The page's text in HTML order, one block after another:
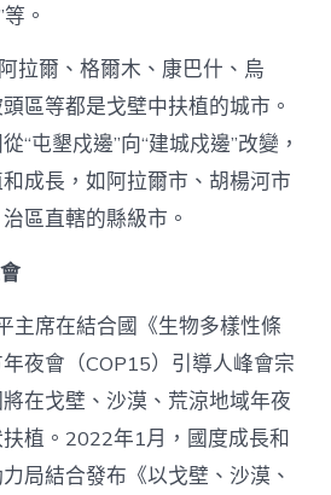
。
拉爾、格爾木、康巴什、烏
區等都是戈壁中扶植的城市。
“屯墾戍邊”向“建城戍邊”改變，
成長，如阿拉爾市、胡楊河市
區直轄的縣級市。
主席在結合國《生物多樣性條
夜會（COP15）引導人峰會宗
在戈壁、沙漠、荒涼地域年夜
植。2022年1月，國度成長和
局結合發布《以戈壁、沙漠、